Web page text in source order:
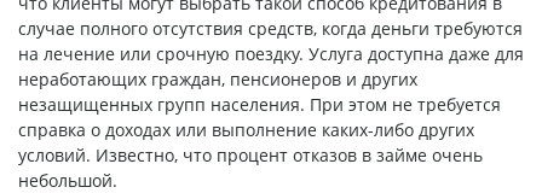
случае полного отсутствия средств, когда деньги требуются
на лечение или срочную поездку. Услуга доступна даже для
неработающих граждан, пенсионеров и других
незащищенных групп населения. При этом не требуется
справка о доходах или выполнение каких-либо других
условий. Известно, что процент отказов в займе очень
небольшой.